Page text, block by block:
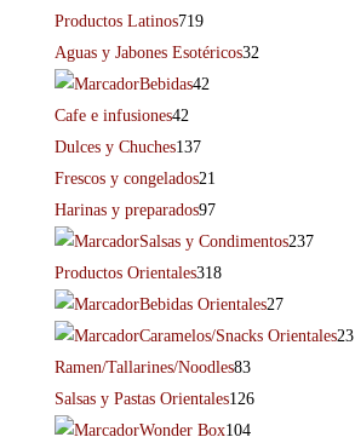
Productos Latinos719
Aguas y Jabones Esotéricos32
Bebidas42
Cafe e infusiones42
Dulces y Chuches137
Frescos y congelados21
Harinas y preparados97
Salsas y Condimentos237
Productos Orientales318
Bebidas Orientales27
Caramelos/Snacks Orientales23
Ramen/Tallarines/Noodles83
Salsas y Pastas Orientales126
Wonder Box104